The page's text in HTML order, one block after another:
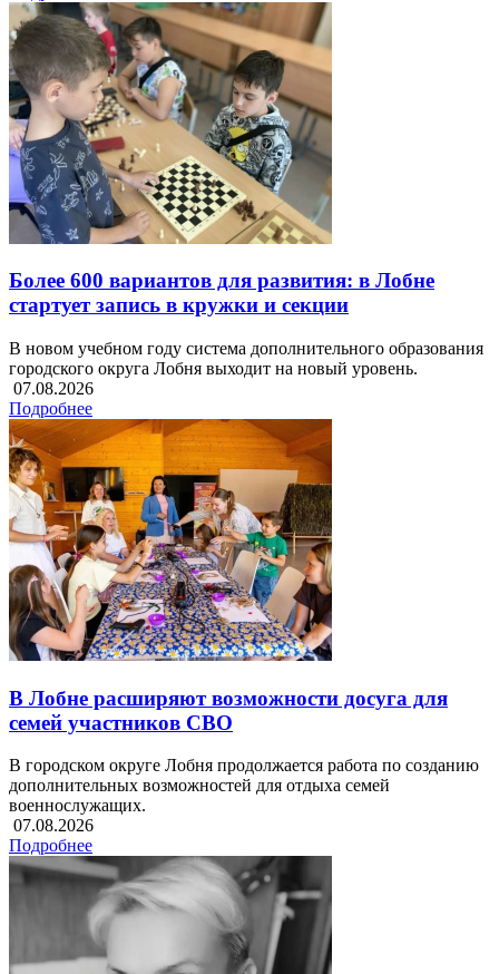
Более 600 вариантов для развития: в Лобне
стартует запись в кружки и секции
В новом учебном году система дополнительного образования
городского округа Лобня выходит на новый уровень.
07.08.2026
Подробнее
В Лобне расширяют возможности досуга для
семей участников СВО
В городском округе Лобня продолжается работа по созданию
дополнительных возможностей для отдыха семей
военнослужащих.
07.08.2026
Подробнее